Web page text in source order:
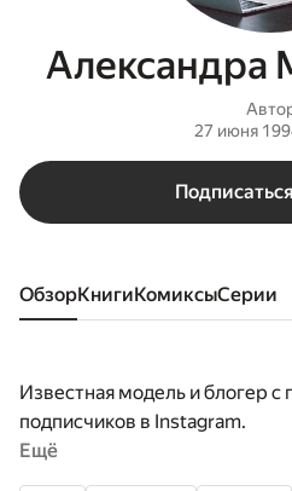
Александра
27 июня
Подписаться
Обзор книги комиксы серии
Известная модель и блогер
подписчиков в Instagram.
Ещё